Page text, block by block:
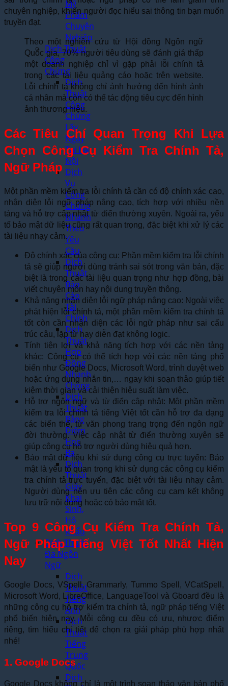
Mỹ
Phẩm
Chuyên
Nghiệp
Dịch Thuật
Công
Chứng
Dịch
Thuật
Công
Chứng
Lấy
Ngay
Tại Hà
Nội
Dịch
Vụ
Công
Chứng
Nhanh
Theo
Yêu
Cầu
Dịch
Thuật
Báo
Cáo
Tài
Chính
Dịch
Thuật
Hợp
Đồng
Nhanh
Chóng
Dịch
Thuật
Bảng
Điểm
Học
Bạ
Dịch
Thuật
Giấy
Khai
Sinh,
Hộ
Khẩu
Dịch Thuật
Đa Ngôn
Ngữ
Dịch
Thuật
Tiếng
Anh
Dịch
Thuật
Tiếng
Trung
Quốc
Dịch
chuyên nghiệp, khiến người đọc hiểu sai thông tin bạn muốn
truyền đạt.
Theo một nghiên cứu từ Hội đồng Ngôn ngữ
Quốc gia, 70% người tiêu dùng sẽ đánh giá thấp
một doanh nghiệp chỉ vì gặp phải lỗi chính tả
trong các tài liệu quảng cáo hoặc trên website.
Lỗi chính tả không chỉ ảnh hưởng đến hình ảnh
cá nhân mà còn có thể tác động tiêu cực đến hình
ảnh thương hiệu.
Các Tiêu Chí Quan Trọng Khi Lựa
Chọn Công Cụ Kiểm Tra Chính Tả,
Ngữ Pháp
Một phần mềm kiểm tra lỗi chính tả cần có độ chính xác cao,
nhận diện lỗi ngữ pháp nâng cao, tích hợp với nhiều nền
tảng và hỗ trợ cập nhật từ điển thường xuyên. Ngoài ra, yếu
tố bảo mật dữ liệu cũng rất quan trọng, đặc biệt khi xử lý các
tài liệu nhạy cảm.
Độ chính xác của công cụ: Phần mềm kiểm tra lỗi chính
tả sẽ giúp người dùng tránh sai sót trong văn bản, đặc
biệt là trong các tài liệu quan trọng như hợp đồng, bài
viết chuyên môn hay nội dung truyền thông.
Khả năng nhận diện lỗi ngữ pháp nâng cao: Ngoài việc
phát hiện lỗi chính tả, một phần mềm kiểm tra chính tả
tốt còn cần nhận diện các lỗi ngữ pháp như sai cấu
trúc câu, lặp từ hay diễn đạt không logic.
Tính tiện lợi và khả năng tích hợp với các nền tảng
khác: Công cụ có thể tích hợp với các nền tảng phổ
biến như Google Docs, Microsoft Word, trình duyệt web
hoặc ứng dụng nhắn tin,… ngay khi soạn thảo giúp tiết
kiệm thời gian và cải thiện hiệu suất làm việc.
Hỗ trợ ngôn ngữ và từ điển cập nhật: Một phần mềm
kiểm tra lỗi chính tả tiếng Việt tốt cần hỗ trợ đa dạng
các biến thể, từ văn phong trang trọng đến ngôn ngữ
đời thường. Việc cập nhật từ điển thường xuyên sẽ
giúp công cụ hỗ trợ người dùng hiệu quả hơn.
Bảo mật dữ liệu khi sử dụng công cụ trực tuyến: Bảo
mật là yếu tố quan trọng khi sử dụng các công cụ kiểm
tra chính tả trực tuyến, đặc biệt với tài liệu nhạy cảm.
Người dùng nên ưu tiên các công cụ cam kết không
lưu trữ nội dung hoặc có bảo mật tốt.
Top 9 Công Cụ Kiểm Tra Chính Tả,
Ngữ Pháp Tiếng Việt Tốt Nhất Hiện
Nay
Google Docs, VSpell, Grammarly, Tummo Spell, VCatSpell,
Microsoft Word, LibreOffice, LanguageTool và Gboard đều là
những công cụ hỗ trợ kiểm tra chính tả, ngữ pháp tiếng Việt
phổ biến hiện nay. Mỗi công cụ đều có ưu, nhược điểm
riêng, tìm hiểu chi tiết để chọn ra giải pháp phù hợp nhất
nhé!
1. Google Docs
Google Docs không chỉ là một trình soạn thảo văn bản phổ